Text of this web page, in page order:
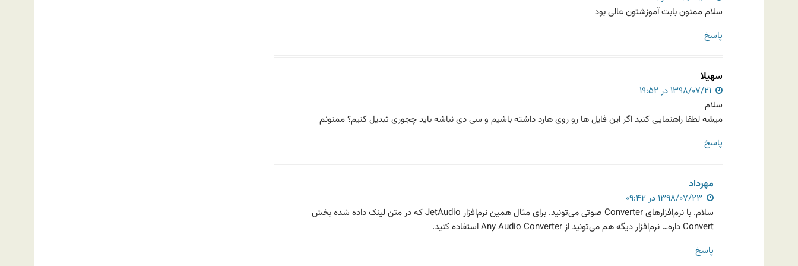
سلام ممنون بابت آموزشتون عالی بود
پاسخ
سهیلا
سلام
میشه لطفا راهنمایی کنید اگر این فایل ها رو روی هارد داشته باشیم و سی دی نباشه باید چجوری تبدیل کنیم؟ ممنونم
پاسخ
مهرداد
سلام. با نرم‌افزارهای Converter صوتی می‌تونید. برای مثال همین نرم‌افزار JetAudio که در متن لینک داده شده بخش
Convert داره… نرم‌افزار دیگه هم می‌تونید از Any Audio Converter استفاده کنید.
پاسخ